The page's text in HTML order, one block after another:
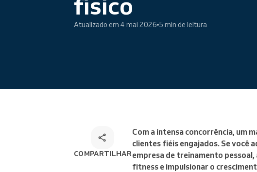
Omnichannel booking solution
Atualizado em 4 mai 2026 5 min de leitura
COMPARTILHAR
Com a intensa concorrência, um
clientes fiéis engajados. Se você
empresa de treinamento
fitness e impulsionar o